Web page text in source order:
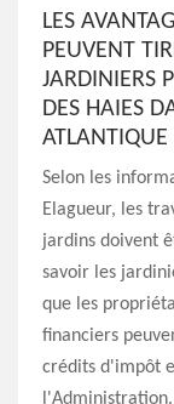
LES
PEUVENT
JARDINIERS
DES HAIES
ATLANTIQUE
Selon les
Elagueur, les
jardins doivent
savoir les
que les
financiers
crédits d'impôt